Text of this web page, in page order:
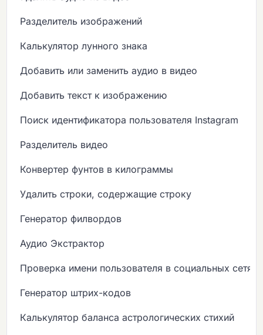
Разделитель изображений
Калькулятор лунного знака
Добавить или заменить аудио в видео
Добавить текст к изображению
Поиск идентификатора пользователя Instagram
Разделитель видео
Конвертер фунтов в килограммы
Удалить строки, содержащие строку
Генератор филвордов
Аудио Экстрактор
Проверка имени пользователя в социальных сетях
Генератор штрих-кодов
Калькулятор баланса астрологических стихий